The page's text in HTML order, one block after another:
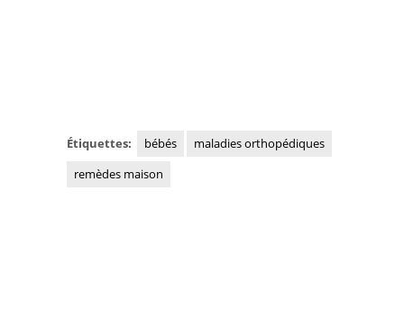
Étiquettes: bébés
maladies orthopédiques
remèdes maison